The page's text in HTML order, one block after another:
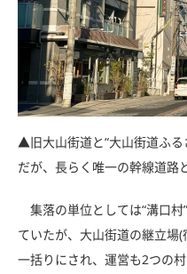
▲旧大山街道と“大山街道ふ
だが、長らく唯一の幹線道路
集落の単位としては“溝口村
ていたが、大山街道の継立場(
一括りにされ、運営も2つの